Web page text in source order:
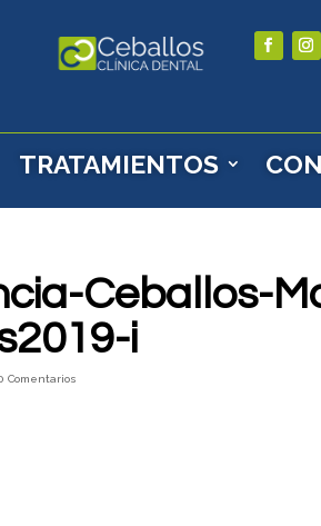
TRATAMIENTOS
Ceballos-
i
Comentarios